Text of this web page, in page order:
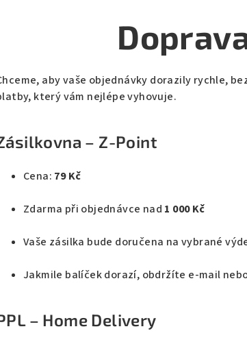
aby vaše objednávky dorazily rychle,
který vám nejlépe vyhovuje.
– Z-Point
Cena: 79 Kč
Zdarma při objednávce nad 1 000 Kč
Vaše zásilka bude doručena na vybrané
Jakmile balíček dorazí, obdržíte e-mail
– Home Delivery